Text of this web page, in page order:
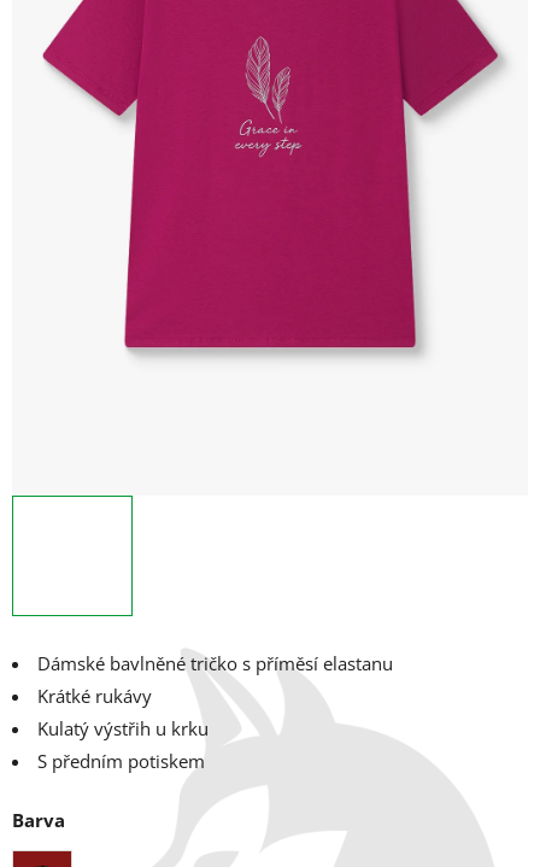
Dámské bavlněné tričko s příměsí elastanu
Krátké rukávy
Kulatý výstřih u krku
S předním potiskem
Barva